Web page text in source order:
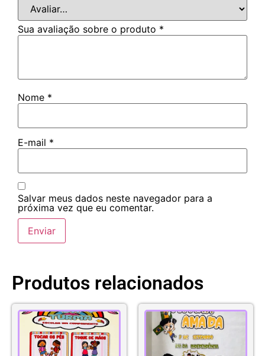
Sua avaliação sobre o produto *
Nome *
E-mail *
Salvar meus dados neste navegador para a
próxima vez que eu comentar.
Produtos relacionados